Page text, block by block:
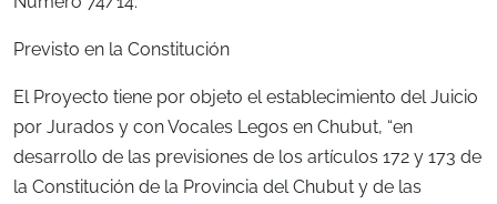
Previsto en la Constitución
El Proyecto tiene por objeto el establecimiento del Juicio
por Jurados y con Vocales Legos en Chubut, “en
desarrollo de las previsiones de los artículos 172 y 173 de
la Constitución de la Provincia del Chubut y de las